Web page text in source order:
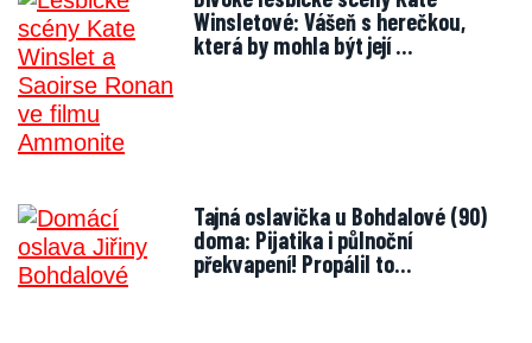
Winsletové: Vášeň s herečkou,
která by mohla být její …
Tajná oslavička u Bohdalové (90)
doma: Pijatika i půlnoční
překvapení! Propálil to…